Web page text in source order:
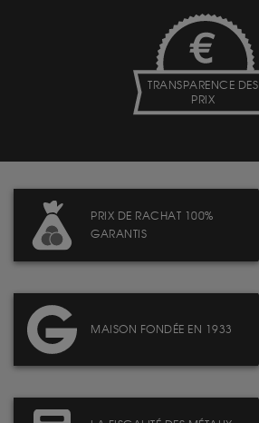
TRANSPARENCE DES
PRIX
PRIX DE RACHAT 100%
GARANTIS
MAISON FONDÉE EN 1933